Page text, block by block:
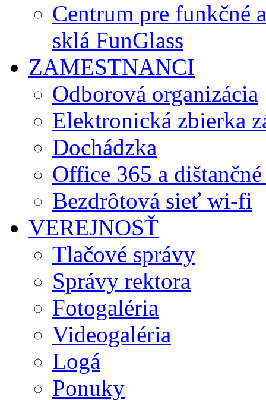
Centrum pre funkčné
sklá FunGlass
ZAMESTNANCI
Odborová organizácia
Elektronická zbierka
Dochádzka
Office 365 a
Bezdrôtová sieť wi-fi
VEREJNOSŤ
Tlačové správy
Správy rektora
Fotogaléria
Videogaléria
Logá
Ponuky